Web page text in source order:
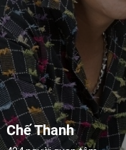
Chế Thanh